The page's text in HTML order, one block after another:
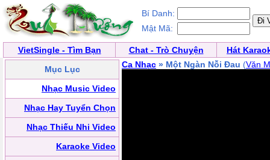
Bí Danh:
Mật Mã:
VietSingle - Tìm Bạn Chat - Trò Chuyện
Hát
Mục Lục
Nhạc Music Video
Nhạc Hay Tuyển Chọn
Nhạc Thiếu Nhi Video
Karaoke Video
Ca Nhạc » Một Ngàn Nỗi Đau (Văn